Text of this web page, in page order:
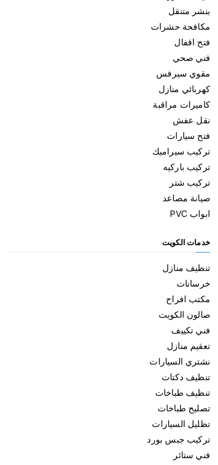
بنشر متنقل
مكافحة حشرات
فتح اقفال
فني صحي
مقوي سيرفس
كهربائي منازل
كاميرات مراقبة
نقل عفش
فتح سيارات
تركيب سيراميك
تركيب باركيه
تركيب شتر
صيانة مصاعد
ابواب PVC
خدمات الكويت
تنظيف منازل
خرسانات
مكتب افراح
صالون الكويت
فني تكييف
تعقيم منازل
نشتري السيارات
تنظيف دكتات
تنظيف طباخات
تصليح طباخات
تظليل السيارات
تركيب جبس بورد
فني ستائر